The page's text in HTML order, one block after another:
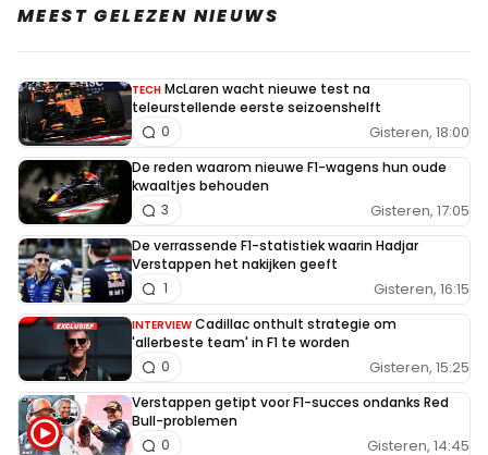
MEEST GELEZEN NIEUWS
TECH McLaren wacht nieuwe test na
teleurstellende eerste seizoenshelft
Gisteren, 18:00
0
De reden waarom nieuwe F1-wagens hun oude
kwaaltjes behouden
Gisteren, 17:05
3
De verrassende F1-statistiek waarin Hadjar
Verstappen het nakijken geeft
Gisteren, 16:15
1
INTERVIEW Cadillac onthult strategie om
'allerbeste team' in F1 te worden
Gisteren, 15:25
0
Verstappen getipt voor F1-succes ondanks Red
Bull-problemen
Gisteren, 14:45
0